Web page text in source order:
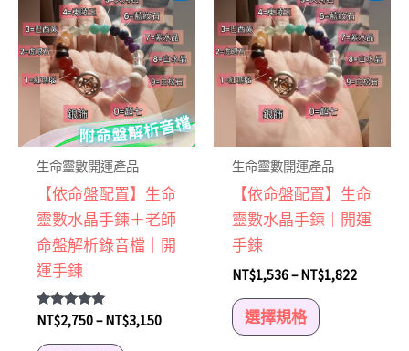
生命靈數開運產品
【依命盤配置】生命
靈數水晶手鍊＋老師
命盤解析錄音檔｜開
運手鍊
評分
5.00
滿分 5
NT$2,750–NT$3,150
產
品
有
多
種
款
式。
可
在
產
面
生命靈數開運產品
【依命盤配置】生命
靈數水晶手鍊｜開運
手鍊
NT$1,536–NT$1,822
選擇規格
產
品
有
多
種
款
式。
可
在
頁
面